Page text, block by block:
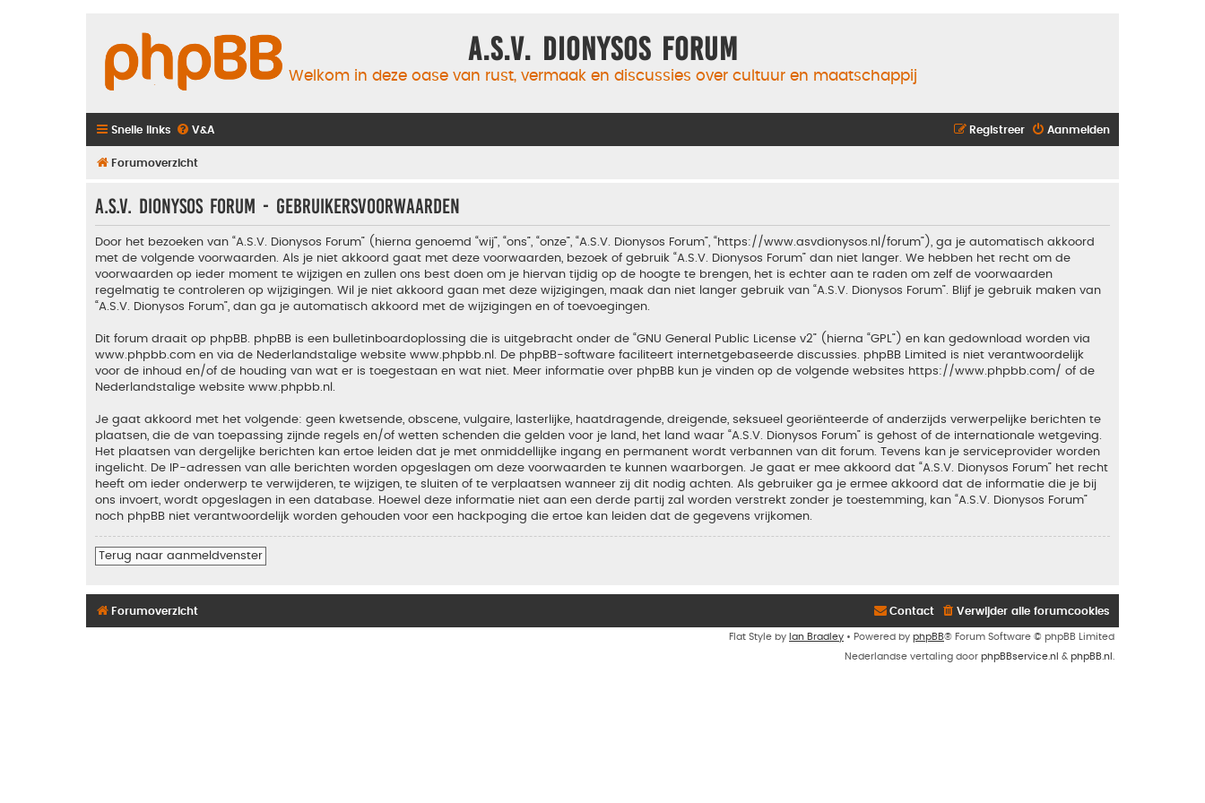
A.S.V. Dionysos Forum
Welkom in deze oase van rust, vermaak en discussies over cultuur en maatschappij
Snelle links V&A Aanmelden
Registreer
Forumoverzicht
A.S.V. Dionysos Forum - Gebruikersvoorwaarden
Door het bezoeken van “A.S.V. Dionysos Forum” (hierna genoemd “wij”, “ons”, “onze”, “A.S.V. Dionysos Forum”, “https://www.asvdionysos.nl/forum”), ga je automatisch akkoord
met de volgende voorwaarden. Als je niet akkoord gaat met deze voorwaarden, bezoek of gebruik “A.S.V. Dionysos Forum” dan niet langer. We hebben het recht om de
voorwaarden op ieder moment te wijzigen en zullen ons best doen om je hiervan tijdig op de hoogte te brengen, het is echter aan te raden om zelf de voorwaarden
regelmatig te controleren op wijzigingen. Wil je niet akkoord gaan met deze wijzigingen, maak dan niet langer gebruik van “A.S.V. Dionysos Forum”. Blijf je gebruik maken van
“A.S.V. Dionysos Forum”, dan ga je automatisch akkoord met de wijzigingen en of toevoegingen.
Dit forum draait op phpBB. phpBB is een bulletinboardoplossing die is uitgebracht onder de “GNU General Public License v2” (hierna “GPL”) en kan gedownload worden via
www.phpbb.com en via de Nederlandstalige website www.phpbb.nl . De phpBB-software faciliteert internetgebaseerde discussies. phpBB Limited is niet verantwoordelijk
voor de inhoud en/of de houding van wat er is toegestaan en wat niet. Meer informatie over phpBB kun je vinden op de volgende websites https://www.phpbb.com/ of de
Nederlandstalige website www.phpbb.nl .
Je gaat akkoord met het volgende: geen kwetsende, obscene, vulgaire, lasterlijke, haatdragende, dreigende, seksueel georiënteerde of anderzijds verwerpelijke berichten te
plaatsen, die de van toepassing zijnde regels en/of wetten schenden die gelden voor je land, het land waar “A.S.V. Dionysos Forum” is gehost of de internationale wetgeving.
Het plaatsen van dergelijke berichten kan ertoe leiden dat je met onmiddellijke ingang en permanent wordt verbannen van dit forum. Tevens kan je serviceprovider worden
ingelicht. De IP-adressen van alle berichten worden opgeslagen om deze voorwaarden te kunnen waarborgen. Je gaat er mee akkoord dat “A.S.V. Dionysos Forum” het recht
heeft om ieder onderwerp te verwijderen, te wijzigen, te sluiten of te verplaatsen wanneer zij dit nodig achten. Als gebruiker ga je ermee akkoord dat de informatie die je bij
ons invoert, wordt opgeslagen in een database. Hoewel deze informatie niet aan een derde partij zal worden verstrekt zonder je toestemming, kan “A.S.V. Dionysos Forum”
noch phpBB niet verantwoordelijk worden gehouden voor een hackpoging die ertoe kan leiden dat de gegevens vrijkomen.
Terug naar aanmeldvenster
Forumoverzicht Verwijder alle forumcookies
Contact
Flat Style by Ian Bradley • Powered by phpBB® Forum Software © phpBB Limited
Nederlandse vertaling door phpBBservice.nl & phpBB.nl